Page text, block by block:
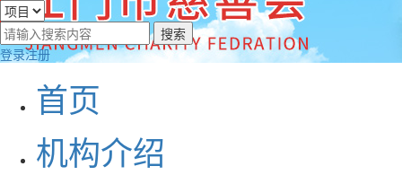
登录注册
首页
机构介绍